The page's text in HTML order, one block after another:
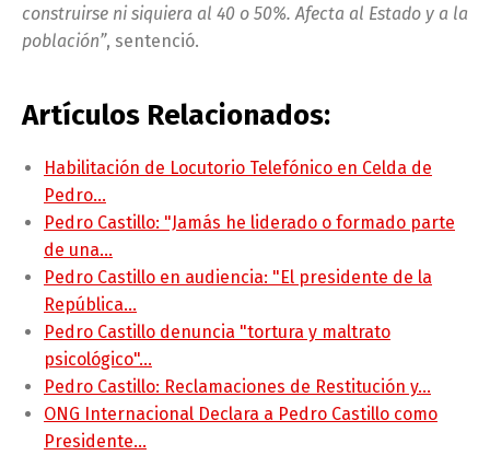
construirse ni siquiera al 40 o 50%. Afecta al Estado y a la
población”, sentenció.
Artículos Relacionados:
Habilitación de Locutorio Telefónico en Celda de
Pedro…
Pedro Castillo: "Jamás he liderado o formado parte
de una…
Pedro Castillo en audiencia: "El presidente de la
República…
Pedro Castillo denuncia "tortura y maltrato
psicológico"…
Pedro Castillo: Reclamaciones de Restitución y…
ONG Internacional Declara a Pedro Castillo como
Presidente…